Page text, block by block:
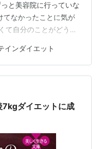
と美容院に行っていな
てなかったことに気が
て自分のことがどうで
の場合は、産婦人科が
最後すぐにある程度は
もともと出産前に太り
を維持していただけ
が・・・私の過去の体
beau…
インダイエット
7kgダイエットに成